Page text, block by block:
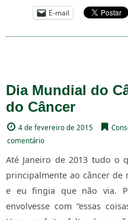
E-mail
Dia Mundial do
do Câncer
4 de fevereiro de 2015
comentário
Até Janeiro de 2013 tudo o
principalmente ao câncer de
e eu fingia que não via.
envolvesse com “essas